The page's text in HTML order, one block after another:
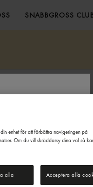
SNABBGROSS
eller äldre.
ÄLDRE
enhet för att förbättra navigeringen på
Om du vill skräddarsy dina val så
alla Acceptera alla